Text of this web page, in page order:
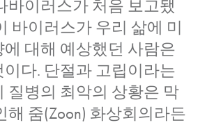
바이러스가 처음 보고됐
바이러스가 우리 삶에 미
대해 예상했던 사람은
다. 단절과 고립이라는
질병의 최악의 상황은 막
해 줌(Zoon) 화상회의라든